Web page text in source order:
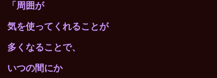
「周囲が
気を使ってくれることが
多くなることで、
いつの間にか